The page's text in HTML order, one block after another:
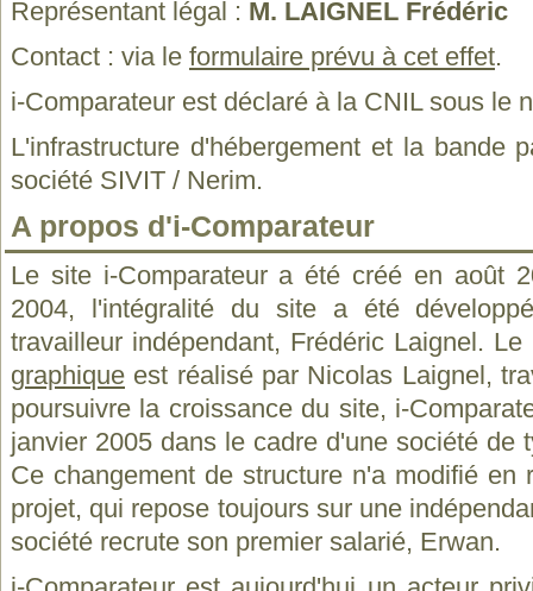
Représentant légal : M. LAIGNEL Frédéric
Contact : via le formulaire prévu à cet effet.
i-Comparateur est déclaré à la CNIL sous le
L'infrastructure d'hébergement et la bande
société SIVIT / Nerim.
A propos d'i-Comparateur
Le site i-Comparateur a été créé en août
2004, l'intégralité du site a été
travailleur indépendant, Frédéric Laignel.
graphique est réalisé par Nicolas Laignel,
poursuivre la croissance du site, i-
janvier 2005 dans le cadre d'une société de
Ce changement de structure n'a modifié en
projet, qui repose toujours sur une
société recrute son premier salarié, Erwan.